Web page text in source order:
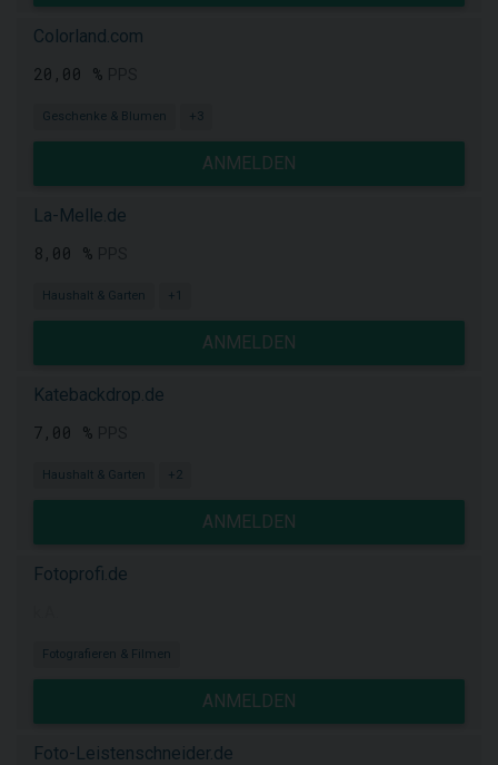
Colorland.com
20,00 %
Geschenke & Blumen +3
ANMELDEN
La-Melle.de
8,00 %
Haushalt & Garten +1
ANMELDEN
Katebackdrop.de
7,00 %
Haushalt & Garten +2
ANMELDEN
Fotoprofi.de
Fotografieren & Filmen
ANMELDEN
Foto-Leistenschneider.de